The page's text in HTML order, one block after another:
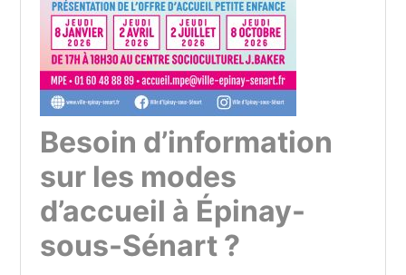
Besoin d’information
sur les modes
d’accueil à Épinay-
sous-Sénart ?